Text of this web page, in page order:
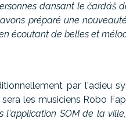
dansant le čardáš
préparé une
écoutant de belles et
par l'adieu
les musiciens Robo
SOM de la